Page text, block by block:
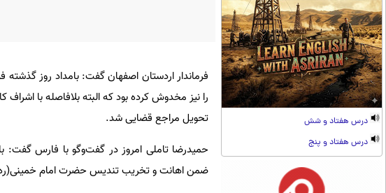
درس هفتاد و شش
درس هفتاد و پنج
فرماندار اردستان اصفهان گفت: بامداد روز
را نیز مخدوش کرده بود که البته بلافاصله با
تحویل مراجع قضایی شد.
حمیدرضا تاملی امروز در گفت‌و‌گو با فارس گفت:
ضمن اهانت و تخریب تندیس حضرت امام